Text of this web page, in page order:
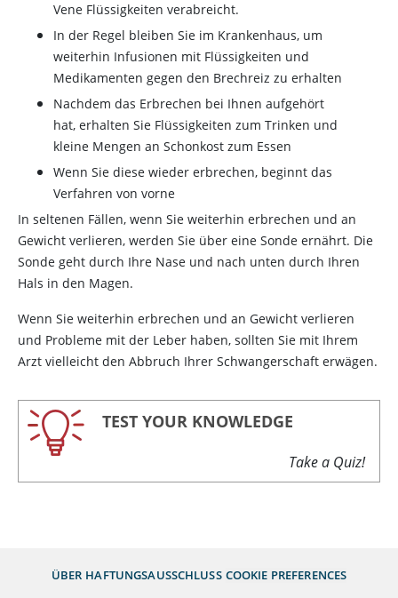
Vene Flüssigkeiten verabreicht.
In der Regel bleiben Sie im Krankenhaus, um
weiterhin Infusionen mit Flüssigkeiten und
Medikamenten gegen den Brechreiz zu erhalten
Nachdem das Erbrechen bei Ihnen aufgehört
hat, erhalten Sie Flüssigkeiten zum Trinken und
kleine Mengen an Schonkost zum Essen
Wenn Sie diese wieder erbrechen, beginnt das
Verfahren von vorne
In seltenen Fällen, wenn Sie weiterhin erbrechen und an
Gewicht verlieren, werden Sie über eine Sonde ernährt. Die
Sonde geht durch Ihre Nase und nach unten durch Ihren
Hals in den Magen.
Wenn Sie weiterhin erbrechen und an Gewicht verlieren
und Probleme mit der Leber haben, sollten Sie mit Ihrem
Arzt vielleicht den Abbruch Ihrer Schwangerschaft erwägen.
TEST YOUR KNOWLEDGE
Take a Quiz!
ÜBER HAFTUNGSAUSSCHLUSS COOKIE PREFERENCES